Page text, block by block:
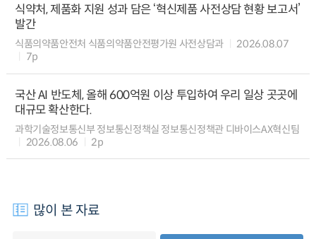
식약처, 제품화 지원 성과 담은 ‘혁신제품 사전상담 현황 보고서’
발간
식품의약품안전처 식품의약품안전평가원 사전상담과
2026.08.07
7p
국산 AI 반도체, 올해 600억원 이상 투입하여 우리 일상 곳곳에
대규모 확산한다.
과학기술정보통신부 정보통신정책실 정보통신정책관 디바이스AX혁신팀
2026.08.06
2p
많이 본 자료